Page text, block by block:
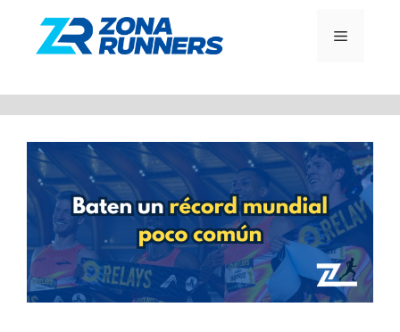
contenido
MENÚ